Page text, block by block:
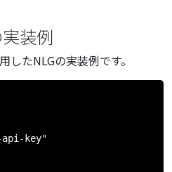
装例
したNLGの実装例です。
key"